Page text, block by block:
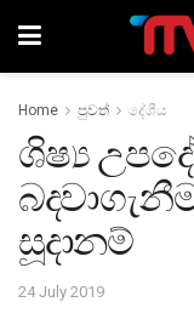
Home පුවත් දේශීය
ශිෂ්‍ය
සූදානම්
24 July 2019